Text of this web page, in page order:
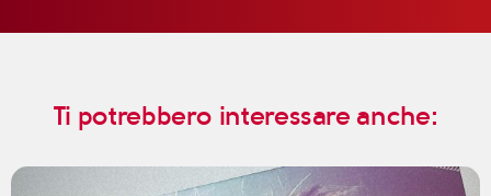
Ti potrebbero interessare anche: